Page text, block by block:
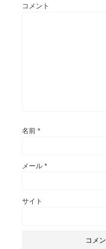
コメント
名前 *
メール *
サイト